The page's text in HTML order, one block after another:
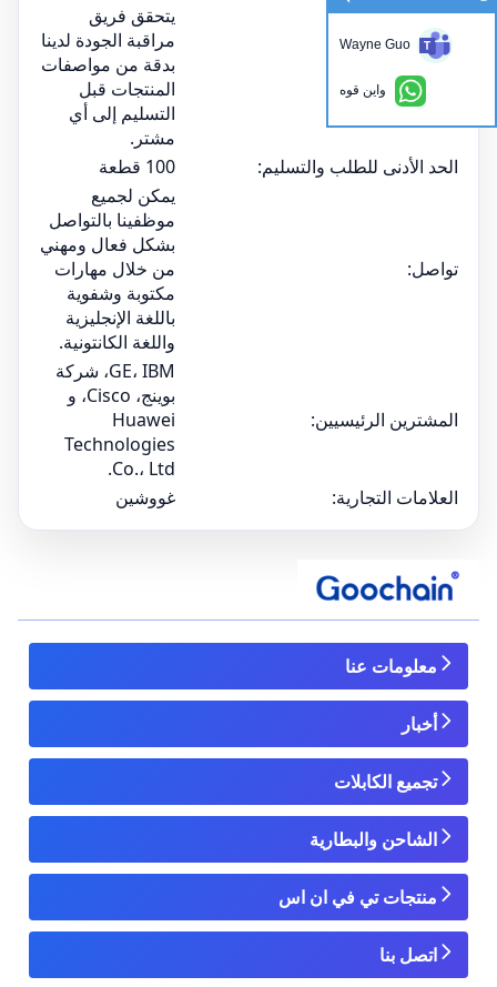
مراقبة الجودة:
يتحقق فريق
مراقبة الجودة لدينا
بدقة من مواصفات
المنتجات قبل
التسليم إلى أي
مشتر.
الحد الأدنى للطلب والتسليم:
100 قطعة
تواصل:
يمكن لجميع
موظفينا بالتواصل
بشكل فعال ومهني
من خلال مهارات
مكتوبة وشفوية
باللغة الإنجليزية
واللغة الكانتونية.
المشترين الرئيسيين:
GE، IBM، شركة
بوينج، Cisco، و
Huawei
Technologies
Co.، Ltd.
العلامات التجارية:
غووشين
معلومات عنا
أخبار
تجميع الكابلات
الشاحن والبطارية
منتجات تي في ان اس
اتصل بنا
Wayne Guo
واين قوه